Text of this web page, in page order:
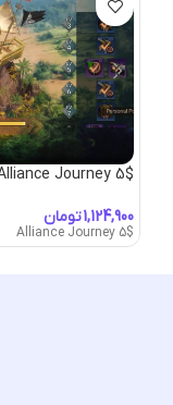
Journey 5$
تومان
Alliance Journey 5$